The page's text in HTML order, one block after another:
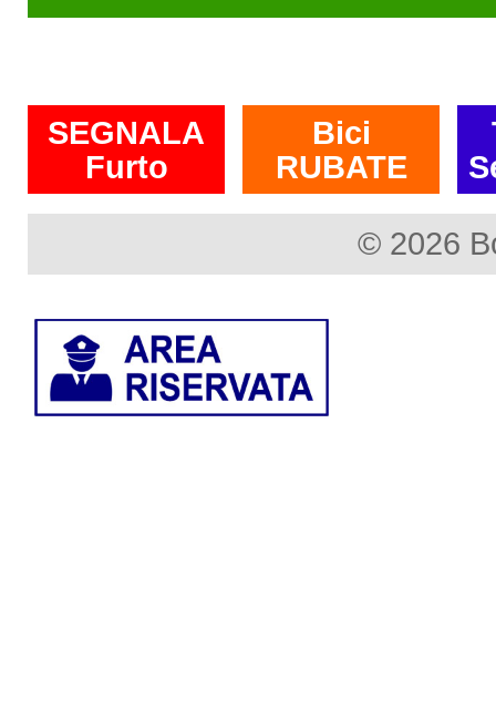
SEGNALA
Furto
Bici
RUBATE
© 2026